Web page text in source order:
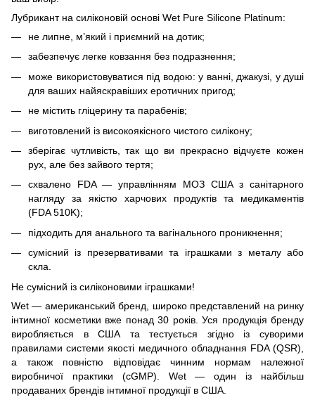
Лубрикант на силіконовій основі Wet Pure Silicone Platinum:
не липне, м’який і приємний на дотик;
забезпечує легке ковзання без подразнення;
може використовуватися під водою: у ванні, джакузі, у душі
для ваших найяскравіших еротичних пригод;
не містить гліцерину та парабенів;
виготовлений із високоякісного чистого силікону;
зберігає чутливість, так що ви прекрасно відчуєте кожен
рух, але без зайвого тертя;
схвалено FDA — управлінням МОЗ США з санітарного
нагляду за якістю харчових продуктів та медикаментів
(FDA 510K);
підходить для анального та вагінального проникнення;
сумісний із презервативами та іграшками з металу або
скла.
Не сумісний із силіконовими іграшками!
Wet — американський бренд, широко представлений на ринку
інтимної косметики вже понад 30 років. Уся продукція бренду
виробляється в США та тестується згідно із суворими
правилами системи якості медичного обладнання FDA (QSR),
а також повністю відповідає чинним нормам належної
виробничої практики (cGMP). Wet — один із найбільш
продаваних брендів інтимної продукції в США.